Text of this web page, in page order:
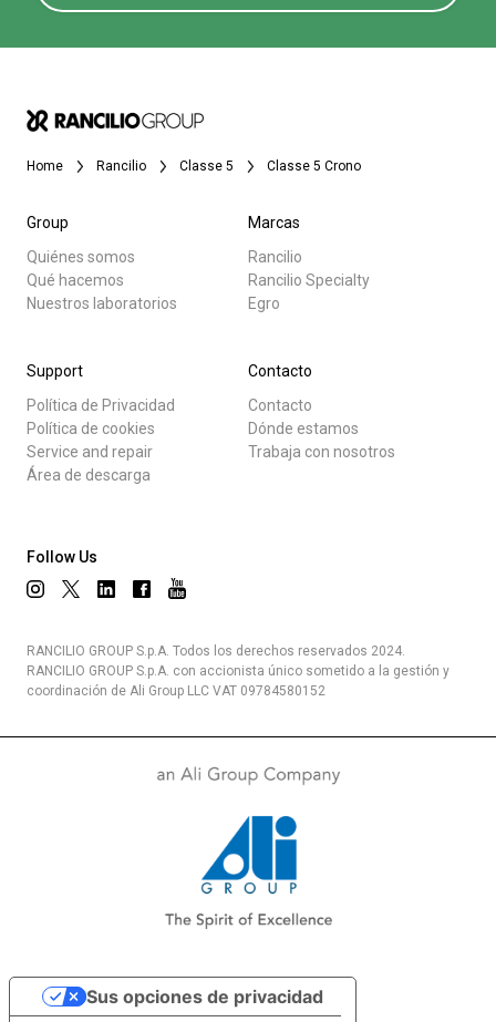
Home Rancilio Classe 5 Classe 5 Crono
Group
Quiénes somos
Qué hacemos
Nuestros laboratorios
Marcas
Rancilio
Rancilio Specialty
Egro
Support
Política de Privacidad
Política de cookies
Service and repair
Área de descarga
Contacto
Contacto
Dónde estamos
Trabaja con nosotros
Follow Us
RANCILIO GROUP S.p.A. Todos los derechos reservados 2024.
RANCILIO GROUP S.p.A. con accionista único sometido a la gestión y
coordinación de Ali Group LLC VAT 09784580152
Sus opciones de privacidad